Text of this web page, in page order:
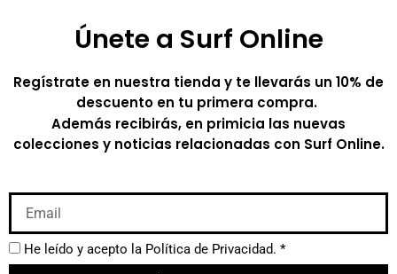
Únete a Surf Online
Regístrate en nuestra tienda y te llevarás un 10% de
descuento en tu primera compra.
Además recibirás, en primicia las nuevas
colecciones y noticias relacionadas con Surf Online.
He leído y acepto la Política de Privacidad. *